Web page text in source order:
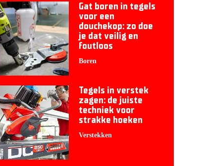
Gat boren in tegels
voor een
douchekop: zo doe
je dat veilig en
foutloos
Boren
Tegels in verstek
zagen: de juiste
techniek voor
strakke hoeken
Verstekken